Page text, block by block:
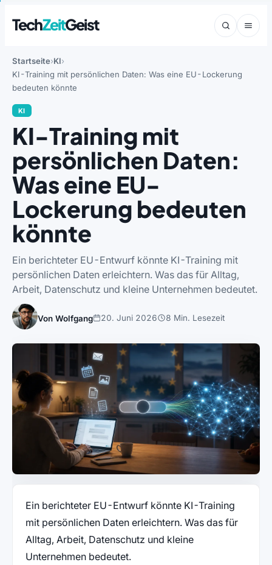
TechZeitGeist
Startseite KI
KI-Training mit persönlichen Daten: Was eine EU-Lockerung
bedeuten könnte
KI
KI-Training mit
persönlichen Daten:
Was eine EU-
Lockerung bedeuten
könnte
Ein berichteter EU-Entwurf könnte KI-Training mit
persönlichen Daten erleichtern. Was das für Alltag,
Arbeit, Datenschutz und kleine Unternehmen bedeutet.
Von Wolfgang 20. Juni 2026 8 Min. Lesezeit
Ein berichteter EU-Entwurf könnte KI-Training
mit persönlichen Daten erleichtern. Was das für
Alltag, Arbeit, Datenschutz und kleine
Unternehmen bedeutet.